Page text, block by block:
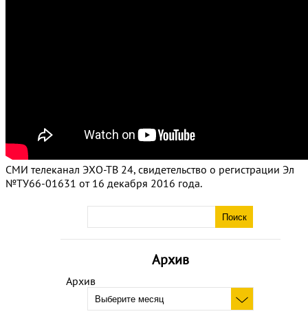
Архив
Архив
СМИ телеканал ЭХО-ТВ 24, свидетельство о регистрации Эл
№ТУ66-01631 от 16 декабря 2016 года.